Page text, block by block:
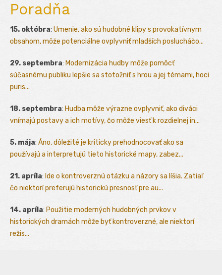
Poradňa
15. októbra: Umenie, ako sú hudobné klipy s provokatívnym
obsahom, môže potenciálne ovplyvniť mladších poslucháčo...
29. septembra: Modernizácia hudby môže pomôcť
súčasnému publiku lepšie sa stotožniť s hrou a jej témami, hoci
puris...
18. septembra: Hudba môže výrazne ovplyvniť, ako diváci
vnímajú postavy a ich motívy, čo môže viesť k rozdielnej in...
5. mája: Áno, dôležité je kriticky prehodnocovať ako sa
používajú a interpretujú tieto historické mapy, zabez...
21. apríla: Ide o kontroverznú otázku a názory sa líšia. Zatiaľ
čo niektorí preferujú historickú presnosť pre au...
14. apríla: Použitie moderných hudobných prvkov v
historických dramách môže byť kontroverzné, ale niektorí
režis...